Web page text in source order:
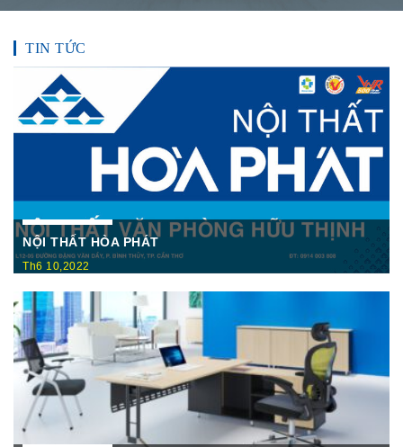
TIN TỨC
NỘI THẤT HÒA PHÁT
Th6 10,2022
Nội Thất Hòa Phátt Cần Thơ Là nơi trưng bày và cung cấp
các sản phẩm như: Bàn văn phòng, ghế xoay văn phòng, tủ hồ
sơ, két sắt,…Của cty CP Nội Thất Hòa Phát( Nội thất The
One) có địa ...